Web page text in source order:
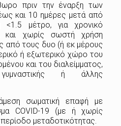
πριν την έναρξη των
και 10 ημέρες μετά από
μέτρο, για χρονικό
και χωρίς σωστή χρήση
από τους δυο (ή εκ μέρους
ή εξωτερικό χώρο του
και του διαλείμματος,
ή άλλης
σωματική επαφή με
COVID-19 (με ή χωρίς
μεταδοτικότητας.